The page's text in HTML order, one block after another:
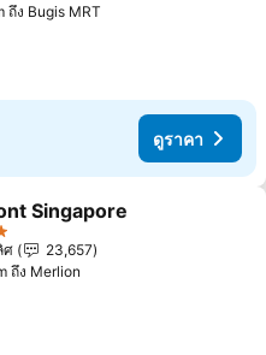
ถึง Bugis MRT
ดูราคา
มในรายการโปรด
Singapore
ศ
23,657
ถึง Merlion